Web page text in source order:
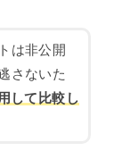
は非公開
さないた
して比較し